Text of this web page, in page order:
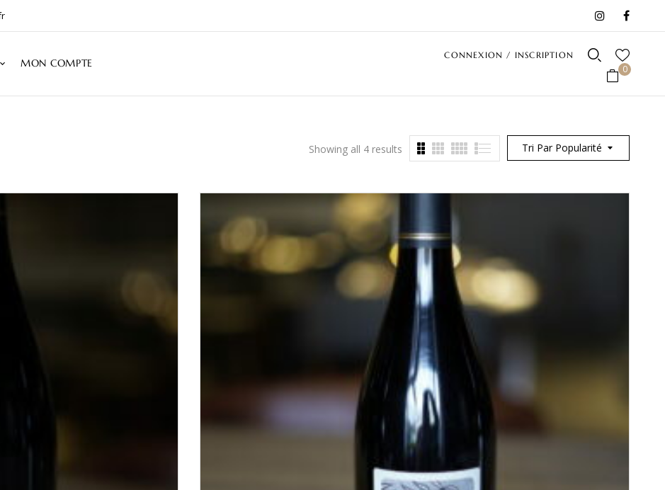
MON COMPTE
CONNEXION / INSCRIPTION
0
Tri Par Popularité
Showing all 4 results